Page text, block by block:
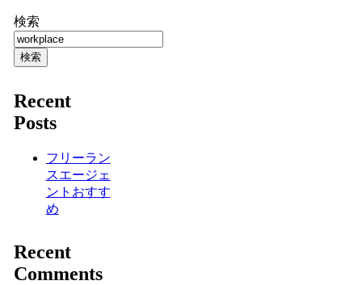
検索
検索
Recent
Posts
フリーラン
スエージェ
ントおすす
め
Recent
Comments